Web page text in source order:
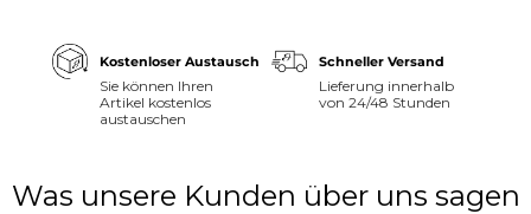
Kostenloser Austausch
Sie können Ihren
Artikel kostenlos
austauschen
Schneller Versand
Lieferung innerhalb
von 24/48 Stunden
Was unsere Kunden über uns sagen